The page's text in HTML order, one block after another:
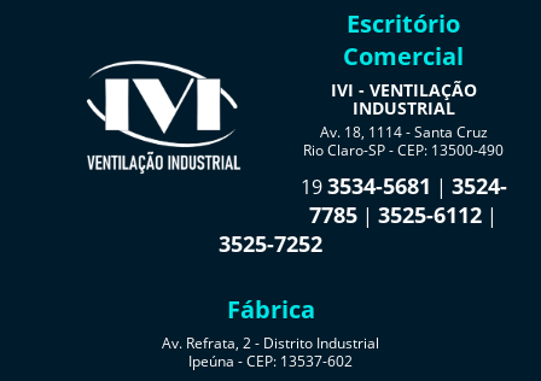
Escritório
Comercial
IVI - VENTILAÇÃO
INDUSTRIAL
Av. 18, 1114 - Santa Cruz
Rio Claro-SP - CEP: 13500-490
193534-5681 | 3524-
7785 | 3525-6112 |
3525-7252
Fábrica
Av. Refrata, 2 - Distrito Industrial
Ipeúna - CEP: 13537-602